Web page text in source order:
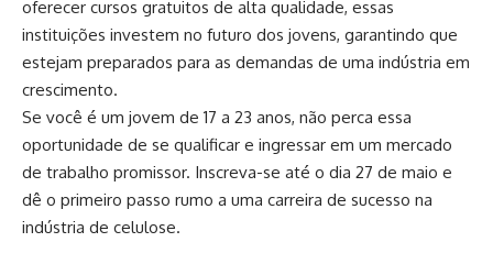
oferecer cursos gratuitos de alta qualidade, essas
instituições investem no futuro dos jovens, garantindo que
estejam preparados para as demandas de uma indústria em
crescimento.
Se você é um jovem de 17 a 23 anos, não perca essa
oportunidade de se qualificar e ingressar em um mercado
de trabalho promissor. Inscreva-se até o dia 27 de maio e
dê o primeiro passo rumo a uma carreira de sucesso na
indústria de celulose.